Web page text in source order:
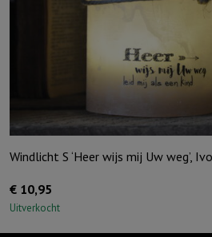
Windlicht S ‘Heer wijs mij Uw weg’,
€ 10,95
Uitverkocht